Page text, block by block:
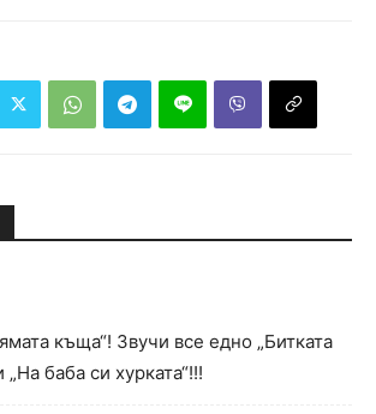
къща“! Звучи все едно „Битката
„На баба си хурката“!!!